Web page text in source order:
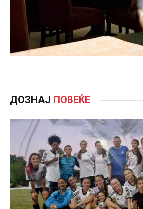
ДОЗНАЈ ПОВЕЌЕ